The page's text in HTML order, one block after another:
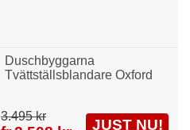
Duschbyggarna
Tvättställsblandare Oxford
3.495 kr
JUST NU!